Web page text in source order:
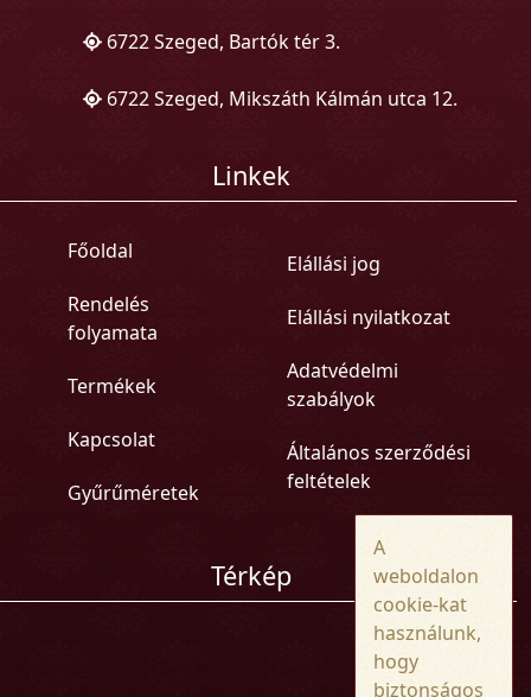
6722 Szeged, Bartók tér 3.
6722 Szeged, Mikszáth Kálmán utca 12.
Linkek
Főoldal
Rendelés
folyamata
Termékek
Kapcsolat
Gyűrűméretek
Elállási jog
Elállási nyilatkozat
Adatvédelmi
szabályok
Általános szerződési
feltételek
Térkép
A
weboldalon
cookie-kat
használunk,
hogy
biztonságos